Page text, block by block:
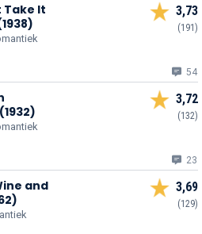
Take It
3,73
(191)
54
3,72
(132)
23
and
3,69
(129)